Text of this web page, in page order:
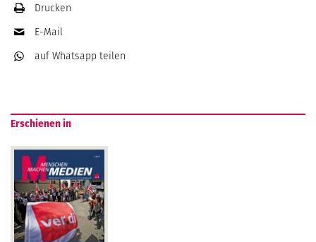
Drucken
E-Mail
auf Whatsapp teilen
Erschienen in